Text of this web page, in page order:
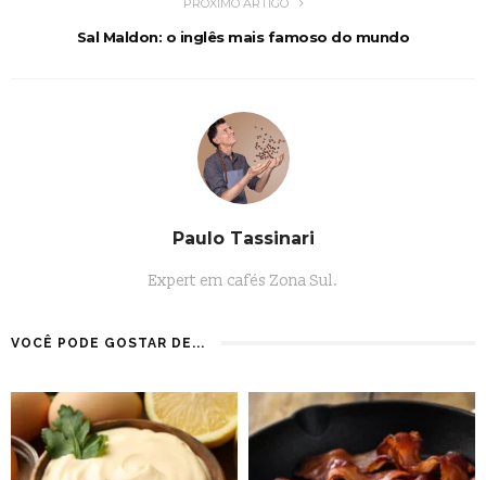
PRÓXIMO ARTIGO
Sal Maldon: o inglês mais famoso do mundo
Paulo Tassinari
Expert em cafés Zona Sul.
VOCÊ PODE GOSTAR DE...